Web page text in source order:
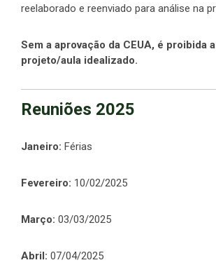
reelaborado e reenviado para análise na
Sem a aprovação da CEUA, é proibida
projeto/aula idealizado.
Reuniões 2025
Janeiro: Férias
Fevereiro: 10/02/2025
Março: 03/03/2025
Abril: 07/04/2025